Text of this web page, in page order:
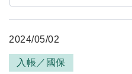
2024/05/02
入帳／國保